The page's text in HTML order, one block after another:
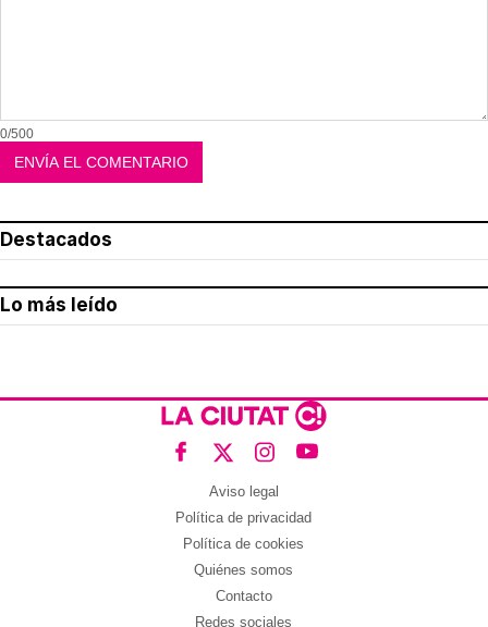
0/500
Destacados
Lo más leído
Aviso legal
Política de privacidad
Política de cookies
Quiénes somos
Contacto
Redes sociales